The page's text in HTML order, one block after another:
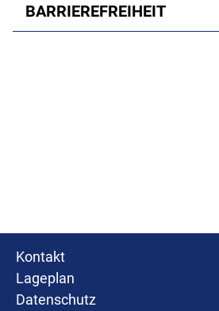
BARRIEREFREIHEIT
Kontakt
Lageplan
Datenschutz